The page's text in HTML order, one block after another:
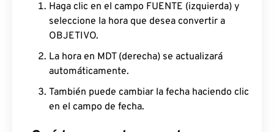
Haga clic en el campo FUENTE (izquierda) y
seleccione la hora que desea convertir a
OBJETIVO.
La hora en MDT (derecha) se actualizará
automáticamente.
También puede cambiar la fecha haciendo clic
en el campo de fecha.